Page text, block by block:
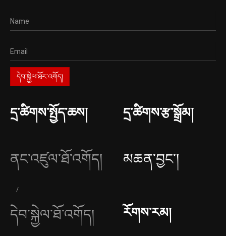
དྲ་ཚིགས་སྤྱོད་ཆས།
ནང་འཛུལ་ཐོ་འགོད།
དེབ་སྐྱེལ་ཐོ་འགོད།
དྲ་ཚིགས་རྩ་སྒྲོམ།
མཆན་བྱང༌།
རོགས་རམ།